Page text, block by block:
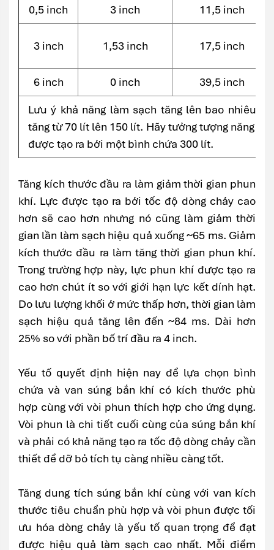
0,5 inch
3 inch 11,5 inch
3 inch 1,53 inch 17,5 inch
6 inch 0 inch
39,5 inch
Lưu ý khả năng làm sạch tăng lên bao nhiêu
tăng từ 70 lít lên 150 lít. Hãy tưởng tượng năng
được tạo ra bởi một bình chứa 300 lít.
Tăng kích thước đầu ra làm giảm thời gian phun
khí. Lực được tạo ra bởi tốc độ dòng chảy cao
hơn sẽ cao hơn nhưng nó cũng làm giảm thời
gian lần làm sạch hiệu quả xuống ~65 ms. Giảm
kích thước đầu ra làm tăng thời gian phun khí.
Trong trường hợp này, lực phun khí được tạo ra
cao hơn chút ít so với giới hạn lực kết dính hạt.
Do lưu lượng khối ở mức thấp hơn, thời gian làm
sạch hiệu quả tăng lên đến ~84 ms. Dài hơn
25% so với phần bố trí đầu ra 4 inch.
Yếu tố quyết định hiện nay để lựa chọn bình
chứa và van súng bắn khí có kích thước phù
hợp cùng với vòi phun thích hợp cho ứng dụng.
Vòi phun là chi tiết cuối cùng của súng bắn khí
và phải có khả năng tạo ra tốc độ dòng chảy cần
thiết để dỡ bỏ tích tụ càng nhiều càng tốt.
Tăng dung tích súng bắn khí cùng với van kích
thước tiêu chuẩn phù hợp và vòi phun được tối
ưu hóa dòng chảy là yếu tố quan trọng để đạt
được hiệu quả làm sạch cao nhất. Mỗi điểm